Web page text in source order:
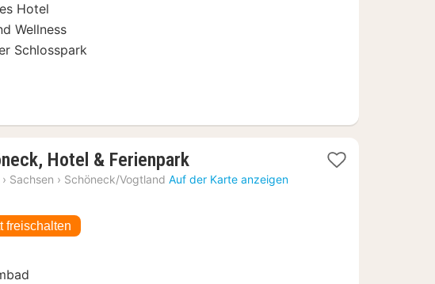
Hotel
Wellness
Schlosspark
Hotel & Ferienpark1
Nacht
› Sachsen › Schöneck/Vogtland Auf der Karte anzeigen
freischalten